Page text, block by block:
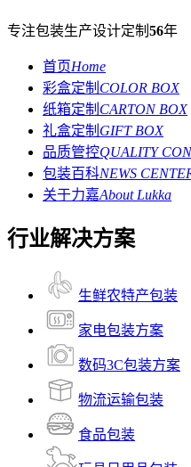
专注包装生产设计定制 56年
首页Home
彩盒定制 COLOR BOX
纸箱定制 CARTON BOX
礼盒定制 GIFT BOX
品质管控QUALITY
包装百科NEWS
关于力嘉About Lukka
行业解决方案
生鲜农特产包装
家电包装方案
数码3C包装方案
物流运输包装
食品包装